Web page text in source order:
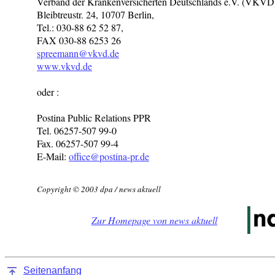
Bleibtreustr. 24, 10707 Berlin,
Tel.: 030-88 62 52 87,
FAX 030-88 6253 26
spreemann@vkvd.de
www.vkvd.de
oder :
Postina Public Relations PPR
Tel. 06257-507 99-0
Fax. 06257-507 99-4
E-Mail: office@postina-pr.de
Copyright © 2003 dpa / news aktuell
Zur Homepage von news aktuell
Seitenanfang